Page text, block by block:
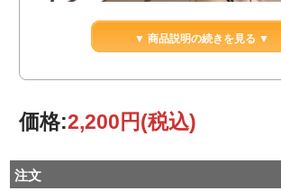
▼ 商品説明の続きを見る ▼
価格:2,200円(税込)
注文